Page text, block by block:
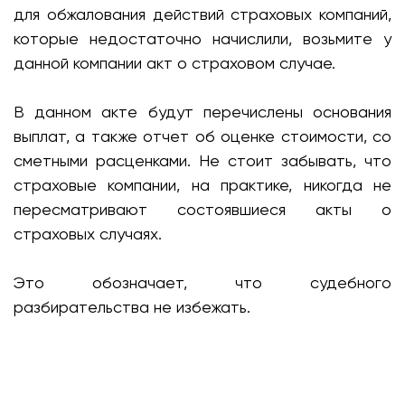
для обжалования действий страховых компаний,
которые недостаточно начислили, возьмите у
данной компании акт о страховом случае.
В данном акте будут перечислены основания
выплат, а также отчет об оценке стоимости, со
сметными расценками. Не стоит забывать, что
страховые компании, на практике, никогда не
пересматривают состоявшиеся акты о
страховых случаях.
Это обозначает, что судебного
разбирательства не избежать.